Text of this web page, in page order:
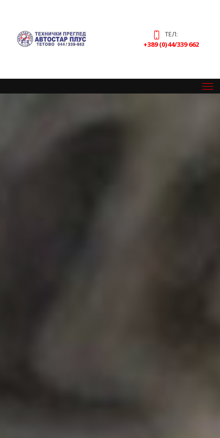
ТЕЛ:
+389 (0)44/339 662